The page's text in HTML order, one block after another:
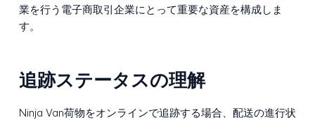
業を行う電子商取引企業にとって重要な資産を構成しま
す。
追跡ステータスの理解
Ninja Van荷物をオンラインで追跡する場合、配送の進行状